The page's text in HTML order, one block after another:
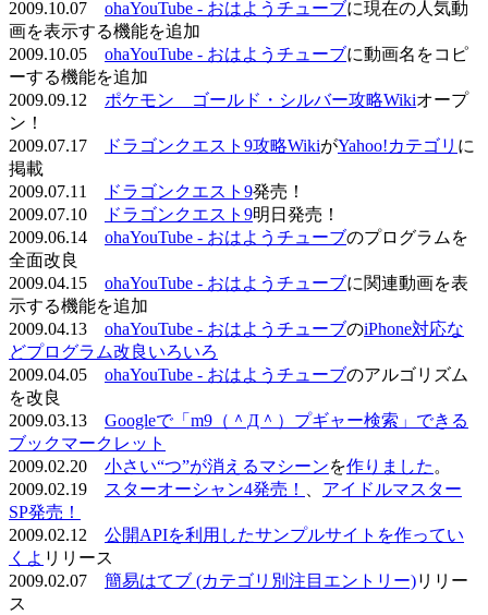
2009.10.07 ohaYouTube - おはようチューブに現在の人気動
画を表示する機能を追加
2009.10.05 ohaYouTube - おはようチューブに動画名をコピ
ーする機能を追加
2009.09.12 ポケモン ゴールド・シルバー攻略Wikiオープ
ン！
2009.07.17
ドラゴンクエスト9攻略WikiがYahoo!カテゴリ に
掲載
2009.07.11
ドラゴンクエスト9発売！
2009.07.10
ドラゴンクエスト9明日発売！
2009.06.14 ohaYouTube - おはようチューブのプログラムを
全面改良
2009.04.15 ohaYouTube - おはようチューブに関連動画を表
示する機能を追加
2009.04.13 ohaYouTube - おはようチューブのiPhone対応な
どプログラム改良いろいろ
2009.04.05 ohaYouTube - おはようチューブのアルゴリズム
を改良
2009.03.13 Googleで「m9（＾Д＾）プギャー検索」できる
ブックマークレット
2009.02.20 小さい“つ”が消えるマシーンを作りました 。
2009.02.19
スターオーシャン4発売！
アイドルマスター
SP発売！
2009.02.12 公開APIを利用したサンプルサイトを作ってい
くよ リリース
2009.02.07 簡易はてブ (カテゴリ別注目エントリー)リリー
ス